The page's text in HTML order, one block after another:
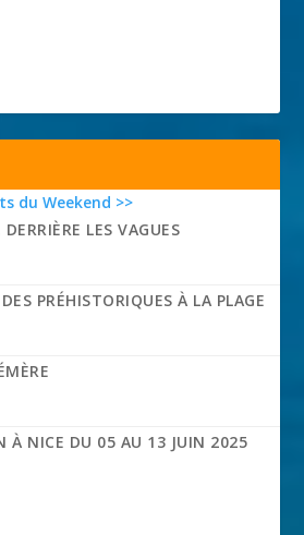
du Weekend >>
LES VAGUES
PRÉHISTORIQUES À LA PLAGE
À NICE DU 05 AU 13 JUIN 2025